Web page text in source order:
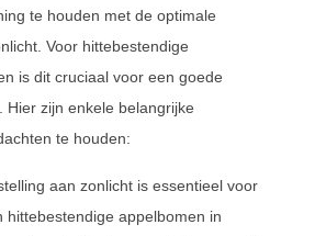
te houden met de optimale
Voor hittebestendige
is dit cruciaal voor een goede
Hier zijn enkele belangrijke
te houden:
aan zonlicht is essentieel voor
hittebestendige appelbomen in